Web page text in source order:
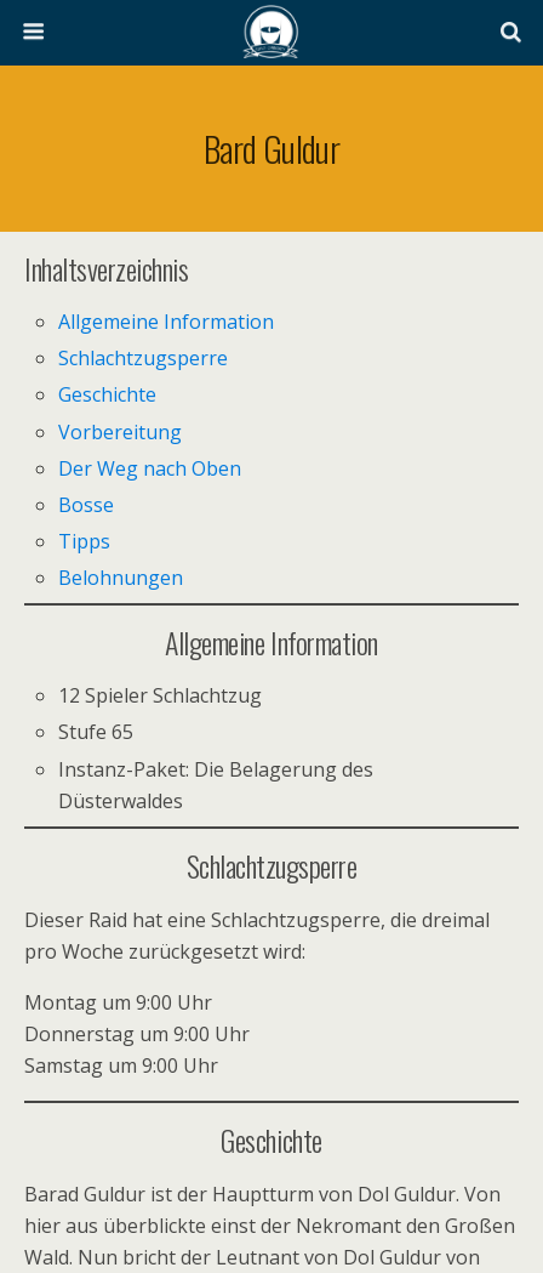
Bard Guldur
Inhaltsverzeichnis
Allgemeine Information
Schlachtzugsperre
Geschichte
Vorbereitung
Der Weg nach Oben
Bosse
Tipps
Belohnungen
Allgemeine Information
12 Spieler Schlachtzug
Stufe 65
Instanz-Paket: Die Belagerung des
Düsterwaldes
Schlachtzugsperre
Dieser Raid hat eine Schlachtzugsperre, die dreimal
pro Woche zurückgesetzt wird:
Montag um 9:00 Uhr
Donnerstag um 9:00 Uhr
Samstag um 9:00 Uhr
Geschichte
Barad Guldur ist der Hauptturm von Dol Guldur. Von
hier aus überblickte einst der Nekromant den Großen
Wald. Nun bricht der Leutnant von Dol Guldur von